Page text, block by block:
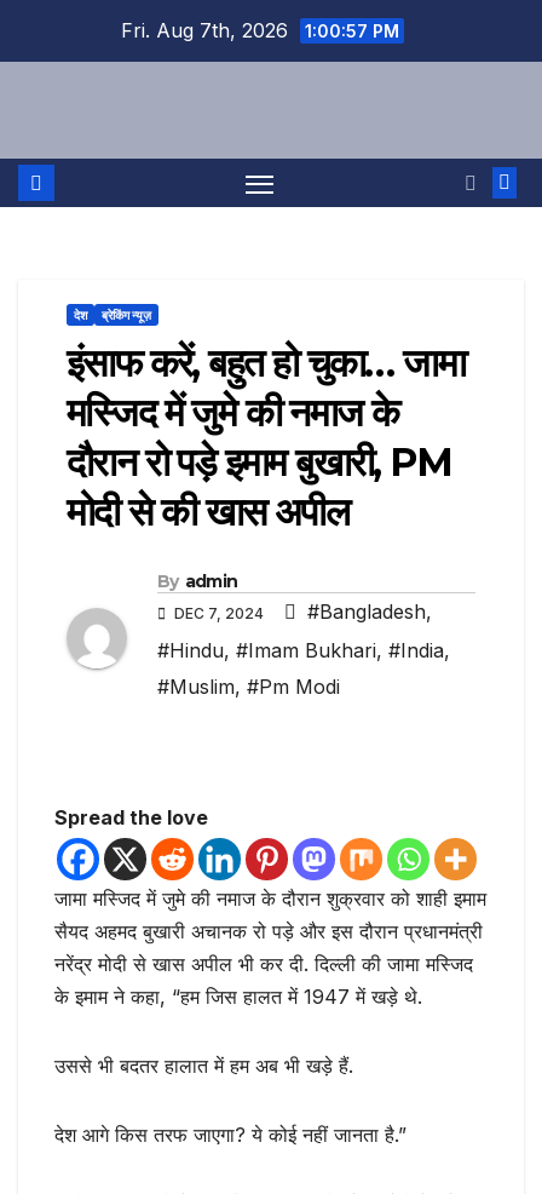
Fri. Aug 7th, 2026 1:00:58 PM
देश ब्रेकिंग न्यूज़
इंसाफ करें, बहुत हो चुका… जामा
मस्जिद में जुमे की नमाज के
दौरान रो पड़े इमाम बुखारी, PM
मोदी से की खास अपील
By admin
DEC 7, 2024 #Bangladesh,
#Hindu, #Imam Bukhari, #India,
#Muslim, #Pm Modi
Spread the love
जामा मस्जिद में जुमे की नमाज के दौरान शुक्रवार को शाही इमाम
सैयद अहमद बुखारी अचानक रो पड़े और इस दौरान प्रधानमंत्री
नरेंद्र मोदी से खास अपील भी कर दी. दिल्ली की जामा मस्जिद
के इमाम ने कहा, “हम जिस हालत में 1947 में खड़े थे.
उससे भी बदतर हालात में हम अब भी खड़े हैं.
देश आगे किस तरफ जाएगा? ये कोई नहीं जानता है.”